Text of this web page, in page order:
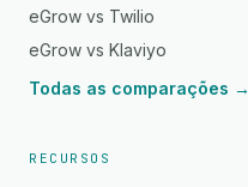
eGrow vs Twilio
eGrow vs Klaviyo
Todas as comparações →
RECURSOS